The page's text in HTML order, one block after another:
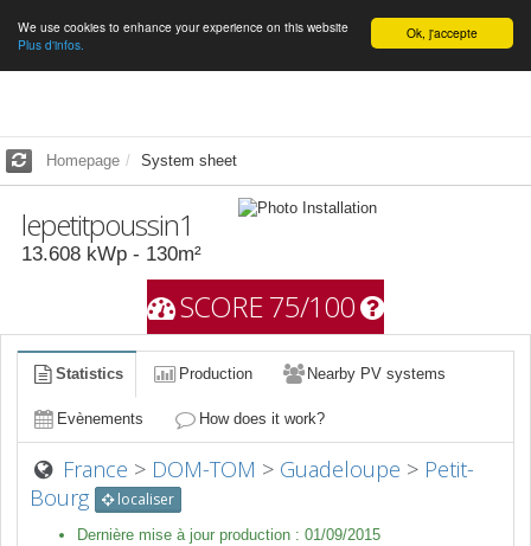
English Ok, j'accepte
We use cookies to enhance your experience on this website
Plus d'infos.
Homepage System sheet
lepetitpoussin1
13.608 kWp - 130m²
SCORE 75/100
Statistics Production Nearby PV systems
Evènements How does it work?
France > DOM-TOM > Guadeloupe > Petit-
Bourg
localiser
Dernière mise à jour production : 01/09/2015